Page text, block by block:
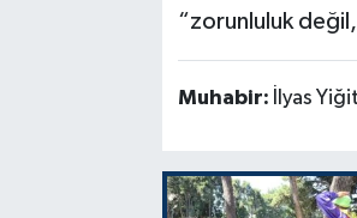
“zorunluluk değil,
Muhabir: İlyas Yiğit